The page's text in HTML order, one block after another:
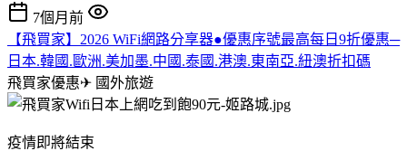
7個月前
【飛買家】2026 WiFi網路分享器●優惠序號最高每日9折優惠─
日本.韓國.歐洲.美加墨.中國.泰國.港澳.東南亞.紐澳折扣碼
飛買家優惠✈ 國外旅遊
疫情即將結束